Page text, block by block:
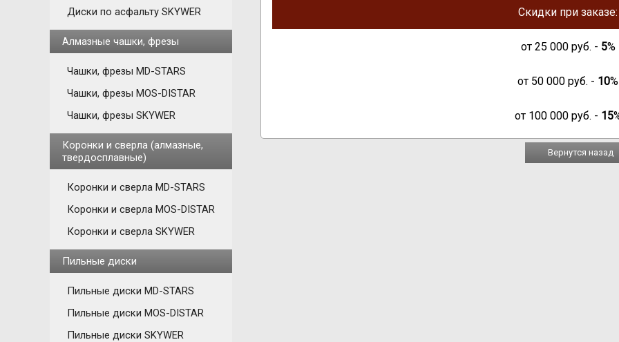
Диски по асфальту SKYWER
Алмазные чашки, фрезы
Чашки, фрезы MD-STARS
Чашки, фрезы MOS-DISTAR
Чашки, фрезы SKYWER
Коронки и сверла (алмазные,
твердосплавные)
Коронки и сверла MD-STARS
Коронки и сверла MOS-DISTAR
Коронки и сверла SKYWER
Пильные диски
Пильные диски MD-STARS
Пильные диски MOS-DISTAR
Пильные диски SKYWER
Скидки при заказе:
от 25 000руб. - 5%
от 50 000 руб. - 10%
от 100 000руб. - 15
Вернутся назад